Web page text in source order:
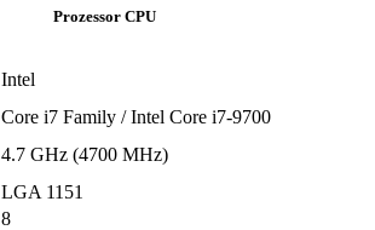
Prozessor CPU
Intel
Core i7 Family / Intel Core i7-9700
4.7 GHz (4700 MHz)
LGA 1151
8